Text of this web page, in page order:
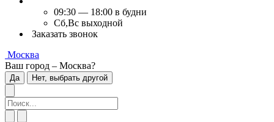
09:30 — 18:00 в будни
Сб,Вс выходной
Заказать звонок
Москва
Ваш город – Москва?
Да Нет, выбрать другой